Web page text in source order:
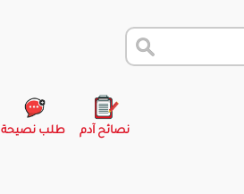
نصائح آدم طلب نصيحة